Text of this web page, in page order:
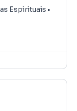
Espirituais •